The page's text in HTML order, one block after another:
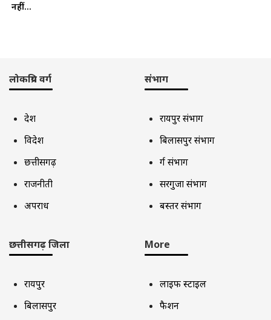
नहीं...
लोकप्रिय वर्ग
देश
विदेश
छत्तीसगढ़
राजनीती
अपराध
संभाग
रायपुर संभाग
बिलासपुर संभाग
दुर्ग संभाग
सरगुजा संभाग
बस्तर संभाग
छत्तीसगढ़ जिला
रायपुर
बिलासपुर
More
लाइफ स्टाइल
फैशन